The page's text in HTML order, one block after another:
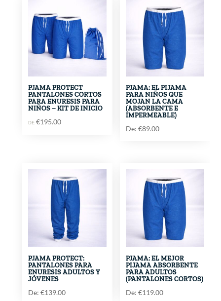
PJAMA PROTECT
PANTALONES CORTOS
PARA ENURESIS PARA
NIÑOS – KIT DE INICIO
DE:€195.00
PJAMA: EL PIJAMA
PARA NIÑOS QUE
MOJAN LA CAMA
(ABSORBENTE E
IMPERMEABLE)
De: €89.00
PJAMA PROTECT:
PANTALONES PARA
ENURESIS ADULTOS Y
JÓVENES
De: €139.00
PJAMA: EL MEJOR
PIJAMA ABSORBENTE
PARA ADULTOS
(PANTALONES CORTOS)
De: €119.00